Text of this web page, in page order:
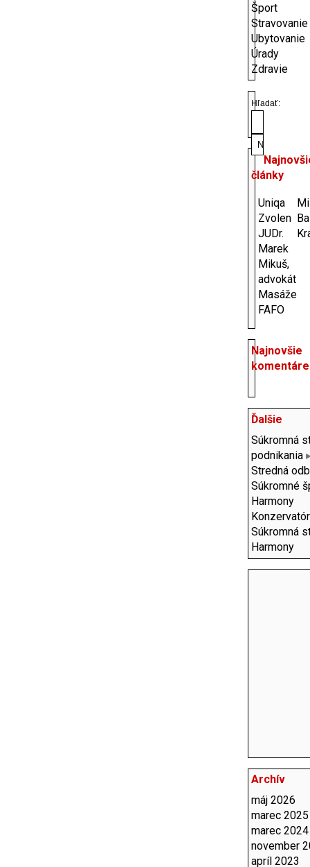
Šport
Stravovanie
Ubytovanie
Úrady
Zdravie
Hľadať:
články
Uniqa
Zvolen
JUDr.
Marek
Mikuš,
advokát
Masáže
FAFO
Najnovšie
komentáre
Ďalšie
Súkromná
podnikania
Stredná
Súkromné
Harmony
Súkromná
Harmony
Archív
máj 2026
marec 2025
marec 2024
november
apríl 2023